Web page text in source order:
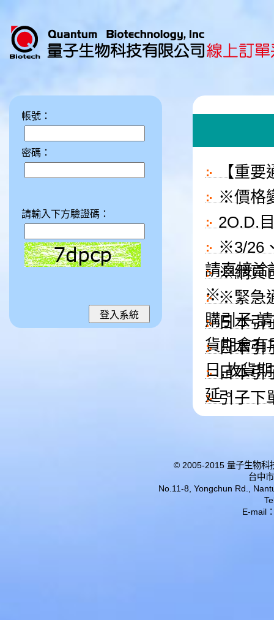
帳號：
密碼：
請輸入下方驗證碼：
【重
※價格
2O.D.
※3/26
請直接洽
※網頁
※※緊急
購引子,
日本引
貨期會有
日本引
日,故貨
日本引
延。
引子下
© 2005-2015 量子生物科
台中
No.11-8, Yongchun Rd.,
E-mail